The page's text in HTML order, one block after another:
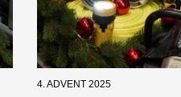
4. ADVENT 2025